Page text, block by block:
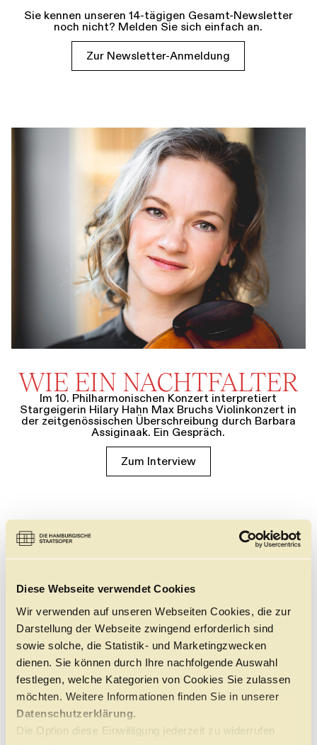
Diese Webseite verwendet Cookies
Wir verwenden auf unseren Webseiten Cookies, die zur
Darstellung der Webseite zwingend erforderlich sind
sowie solche, die Statistik- und Marketingzwecken
dienen. Sie können durch Ihre nachfolgende Auswahl
festlegen, welche Kategorien von Cookies Sie zulassen
möchten. Weitere Informationen finden Sie in unserer
Datenschutzerklärung.
Die Option diese Einwilligung jederzeit zu widerrufen
Sie kennen unseren 14-tägigen Gesamt-Newsletter
noch nicht? Melden Sie sich einfach an.
Zur Newsletter-Anmeldung
WIE EIN NACHTFALTER
Im 10. Philharmonischen Konzert interpretiert
Stargeigerin Hilary Hahn Max Bruchs Violinkonzert in
der zeitgenössischen Überschreibung durch Barbara
Assiginaak. Ein Gespräch.
Zum Interview